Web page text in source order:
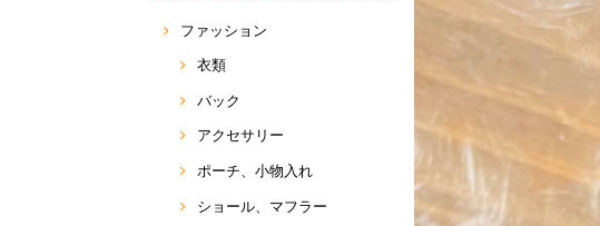
ファッション
衣類
バック
アクセサリー
ポーチ、小物入れ
ショール、マフラー